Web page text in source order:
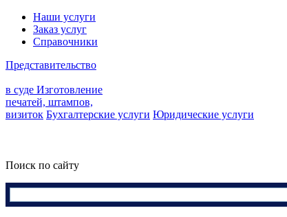
Наши услуги
Заказ услуг
Справочники
Представительство
в суде Изготовление
печатей, штампов,
визиток Бухгалтерские услуги Юридические услуги
Поиск по сайту